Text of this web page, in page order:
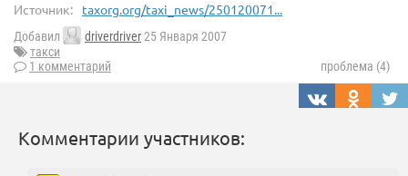
Источник: taxorg.org/taxi_news/250120071...
Добавил driverdriver25 Января 2007
такси
1 комментарий
проблема (4)
Комментарии участников: